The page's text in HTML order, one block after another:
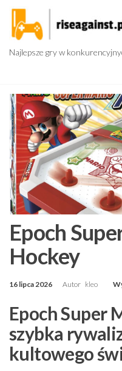
Przejdź
treści
Najlepsze gry w
Epoch
Hockey
16 lipca 2026 Autor kleo
Epoch Super
szybka
kultowego